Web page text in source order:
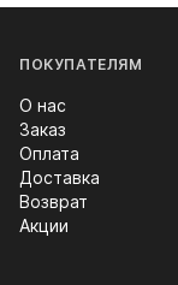
ПОКУПАТЕЛЯМ
О нас
Заказ
Оплата
Доставка
Возврат
Акции